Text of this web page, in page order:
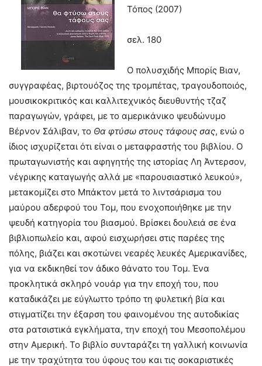
Τόπος (2007)
σελ. 180
Ο πολυσχιδής Μπορίς Βιαν,
συγγραφέας, βιρτουόζος της τρομπέτας, τραγουδοποιός,
μουσικοκριτικός και καλλιτεχνικός διευθυντής τζαζ
παραγωγών, γράφει, με το αμερικάνικο ψευδώνυμο
Βέρνον Σάλιβαν, το Θα φτύσω στους τάφους σας, ενώ ο
ίδιος ισχυρίζεται ότι είναι ο μεταφραστής του βιβλίου. Ο
πρωταγωνιστής και αφηγητής της ιστορίας Λη Άντερσον,
νέγρικης καταγωγής αλλά με «παρουσιαστικό λευκού»,
μετακομίζει στο Μπάκτον μετά το λιντσάρισμα του
μαύρου αδερφού του Τομ, που ενοχοποιήθηκε με την
ψευδή κατηγορία του βιασμού. Βρίσκει δουλειά σε ένα
βιβλιοπωλείο και, αφού εισχωρήσει στις παρέες της
πόλης, βιάζει και σκοτώνει νεαρές λευκές Αμερικανίδες,
για να εκδικηθεί τον άδικο θάνατο του Τομ. Ένα
προκλητικά σκληρό νουάρ για την εποχή του, που
καταδικάζει με εύγλωττο τρόπο τη φυλετική βία και
στιγματίζει την έξαρση του φαινομένου της αυτοδικίας
στα ρατσιστικά εγκλήματα, την εποχή του Μεσοπολέμου
στην Αμερική. Το βιβλίο συνταράζει τη γαλλική κοινωνία
με την τραχύτητα του ύφους του και τις σοκαριστικές